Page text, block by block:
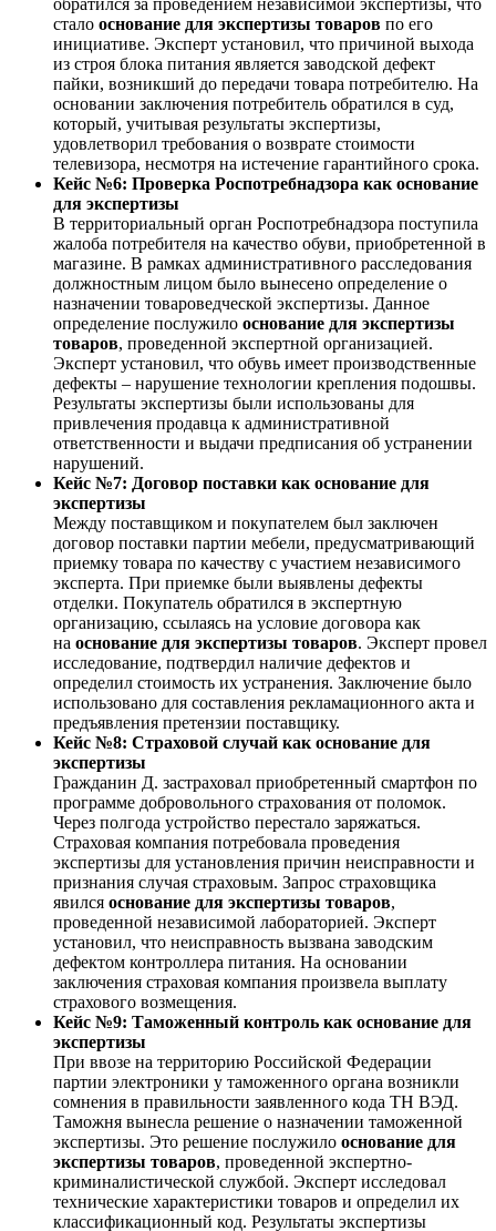
обратился за проведением независимой экспертизы, что
стало основание для экспертизы товаров по его
инициативе. Эксперт установил, что причиной выхода
из строя блока питания является заводской дефект
пайки, возникший до передачи товара потребителю. На
основании заключения потребитель обратился в суд,
который, учитывая результаты экспертизы,
удовлетворил требования о возврате стоимости
телевизора, несмотря на истечение гарантийного срока.
Кейс №6: Проверка Роспотребнадзора как основание
для экспертизы
В территориальный орган Роспотребнадзора поступила
жалоба потребителя на качество обуви, приобретенной в
магазине. В рамках административного расследования
должностным лицом было вынесено определение о
назначении товароведческой экспертизы. Данное
определение послужило основание для экспертизы
товаров, проведенной экспертной организацией.
Эксперт установил, что обувь имеет производственные
дефекты – нарушение технологии крепления подошвы.
Результаты экспертизы были использованы для
привлечения продавца к административной
ответственности и выдачи предписания об устранении
нарушений.
Кейс №7: Договор поставки как основание для
экспертизы
Между поставщиком и покупателем был заключен
договор поставки партии мебели, предусматривающий
приемку товара по качеству с участием независимого
эксперта. При приемке были выявлены дефекты
отделки. Покупатель обратился в экспертную
организацию, ссылаясь на условие договора как
на основание для экспертизы товаров. Эксперт провел
исследование, подтвердил наличие дефектов и
определил стоимость их устранения. Заключение было
использовано для составления рекламационного акта и
предъявления претензии поставщику.
Кейс №8: Страховой случай как основание для
экспертизы
Гражданин Д. застраховал приобретенный смартфон по
программе добровольного страхования от поломок.
Через полгода устройство перестало заряжаться.
Страховая компания потребовала проведения
экспертизы для установления причин неисправности и
признания случая страховым. Запрос страховщика
явился основание для экспертизы товаров,
проведенной независимой лабораторией. Эксперт
установил, что неисправность вызвана заводским
дефектом контроллера питания. На основании
заключения страховая компания произвела выплату
страхового возмещения.
Кейс №9: Таможенный контроль как основание для
экспертизы
При ввозе на территорию Российской Федерации
партии электроники у таможенного органа возникли
сомнения в правильности заявленного кода ТН ВЭД.
Таможня вынесла решение о назначении таможенной
экспертизы. Это решение послужило основание для
экспертизы товаров, проведенной экспертно-
криминалистической службой. Эксперт исследовал
технические характеристики товаров и определил их
классификационный код. Результаты экспертизы